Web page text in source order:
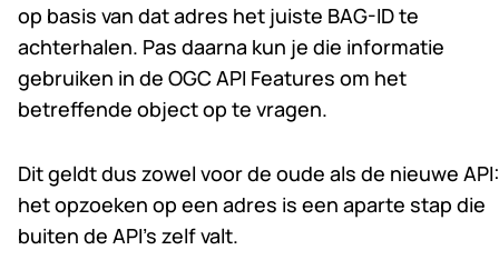
op basis van dat adres het juiste BAG-ID te
achterhalen. Pas daarna kun je die informatie
gebruiken in de OGC API Features om het
betreffende object op te vragen.
Dit geldt dus zowel voor de oude als de nieuwe API:
het opzoeken op een adres is een aparte stap die
buiten de API’s zelf valt.